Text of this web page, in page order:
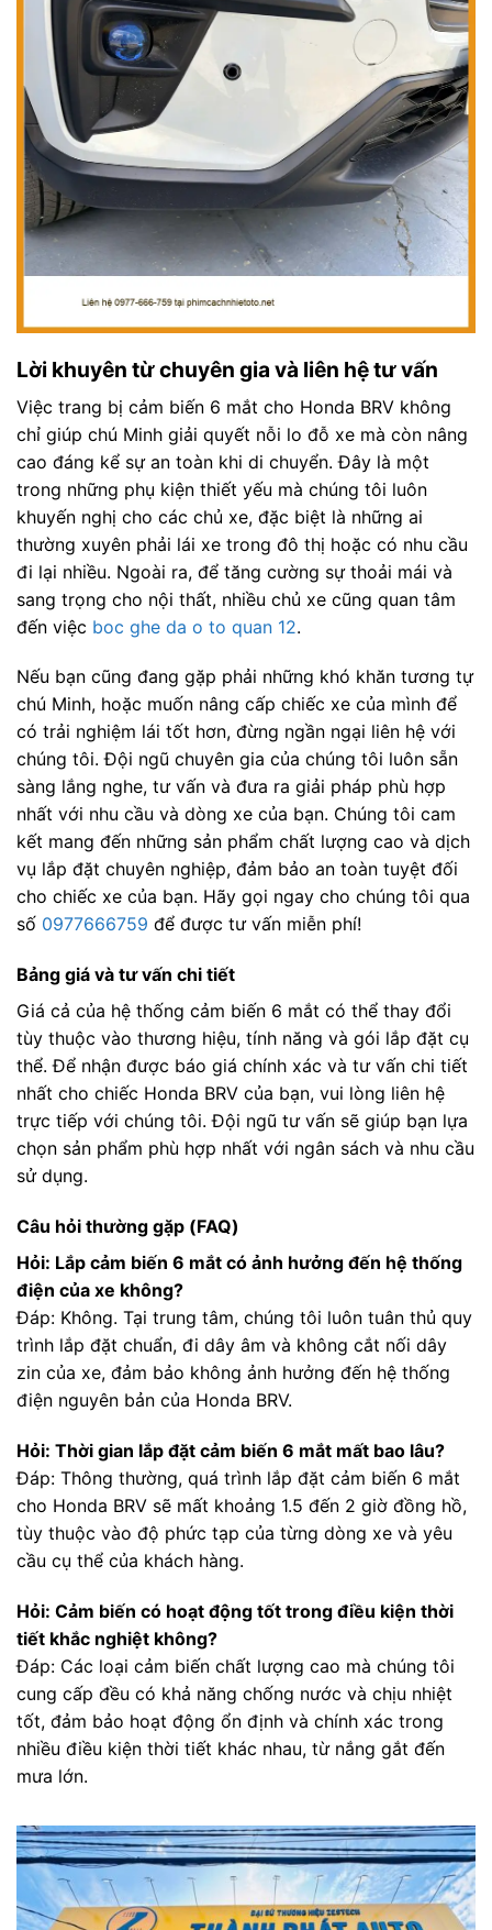
Lời khuyên từ chuyên gia và liên hệ tư vấn
Việc trang bị cảm biến 6 mắt cho Honda BRV không
chỉ giúp chú Minh giải quyết nỗi lo đỗ xe mà còn nâng
cao đáng kể sự an toàn khi di chuyển. Đây là một
trong những phụ kiện thiết yếu mà chúng tôi luôn
khuyến nghị cho các chủ xe, đặc biệt là những ai
thường xuyên phải lái xe trong đô thị hoặc có nhu cầu
đi lại nhiều. Ngoài ra, để tăng cường sự thoải mái và
sang trọng cho nội thất, nhiều chủ xe cũng quan tâm
đến việc boc ghe da o to quan 12.
Nếu bạn cũng đang gặp phải những khó khăn tương tự
chú Minh, hoặc muốn nâng cấp chiếc xe của mình để
có trải nghiệm lái tốt hơn, đừng ngần ngại liên hệ với
chúng tôi. Đội ngũ chuyên gia của chúng tôi luôn sẵn
sàng lắng nghe, tư vấn và đưa ra giải pháp phù hợp
nhất với nhu cầu và dòng xe của bạn. Chúng tôi cam
kết mang đến những sản phẩm chất lượng cao và dịch
vụ lắp đặt chuyên nghiệp, đảm bảo an toàn tuyệt đối
cho chiếc xe của bạn. Hãy gọi ngay cho chúng tôi qua
số 0977666759 để được tư vấn miễn phí!
Bảng giá và tư vấn chi tiết
Giá cả của hệ thống cảm biến 6 mắt có thể thay đổi
tùy thuộc vào thương hiệu, tính năng và gói lắp đặt cụ
thể. Để nhận được báo giá chính xác và tư vấn chi tiết
nhất cho chiếc Honda BRV của bạn, vui lòng liên hệ
trực tiếp với chúng tôi. Đội ngũ tư vấn sẽ giúp bạn lựa
chọn sản phẩm phù hợp nhất với ngân sách và nhu cầu
sử dụng.
Câu hỏi thường gặp (FAQ)
Hỏi: Lắp cảm biến 6 mắt có ảnh hưởng đến hệ thống
điện của xe không?
Đáp: Không. Tại trung tâm, chúng tôi luôn tuân thủ quy
trình lắp đặt chuẩn, đi dây âm và không cắt nối dây
zin của xe, đảm bảo không ảnh hưởng đến hệ thống
điện nguyên bản của Honda BRV.
Hỏi: Thời gian lắp đặt cảm biến 6 mắt mất bao lâu?
Đáp: Thông thường, quá trình lắp đặt cảm biến 6 mắt
cho Honda BRV sẽ mất khoảng 1.5 đến 2 giờ đồng hồ,
tùy thuộc vào độ phức tạp của từng dòng xe và yêu
cầu cụ thể của khách hàng.
Hỏi: Cảm biến có hoạt động tốt trong điều kiện thời
tiết khắc nghiệt không?
Đáp: Các loại cảm biến chất lượng cao mà chúng tôi
cung cấp đều có khả năng chống nước và chịu nhiệt
tốt, đảm bảo hoạt động ổn định và chính xác trong
nhiều điều kiện thời tiết khác nhau, từ nắng gắt đến
mưa lớn.